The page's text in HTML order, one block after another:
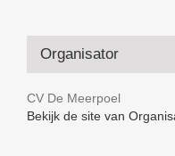
Organisator
CV De Meerpoel
Bekijk de site van